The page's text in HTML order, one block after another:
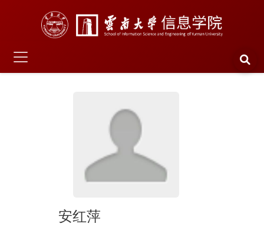
安红萍